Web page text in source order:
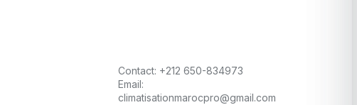
Contact: +212 650-834973
Email:
climatisationmarocpro@gmail.com